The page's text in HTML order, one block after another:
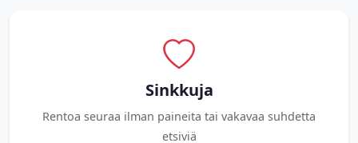
Sinkkuja
Rentoa seuraa ilman paineita tai vakavaa suhdetta
etsiviä